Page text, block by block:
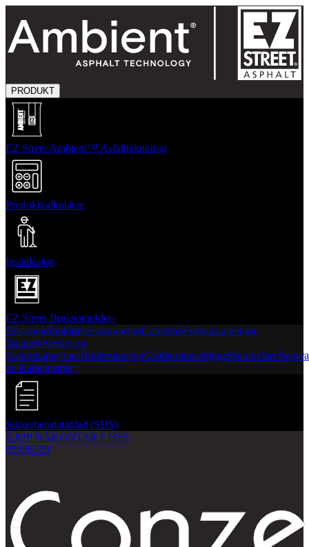
PRODUKT
EZ Street Ambient™ Asfaltteknologi
Produktkalkulator
Installasjon
EZ Street Bruksområder›
BroarbeidInnkjørselsreparasjonGangstierFortauskanter og
RennerOverlay og
KantreparasjonerHullreparasjonGrøftereinnsettingerSnublefare
av Kabelgrøfter
Sikkerhetsdatablad (SDS)
KJØP NÅKONTAKT OSS
95936589